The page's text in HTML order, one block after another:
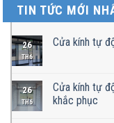
TIN TỨC MỚI
26
TH6
Cửa kính tự
26
TH6
Cửa kính tự
khắc phục